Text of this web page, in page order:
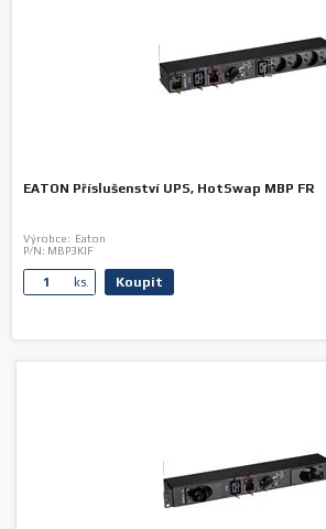
EATON Příslušenství UPS, HotSwap MBP FR
Výrobce: Eaton
P/N: MBP3KIF
ks. Koupit